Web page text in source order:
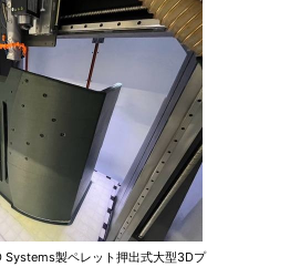
Systems製ペレット押出式大型3Dプ